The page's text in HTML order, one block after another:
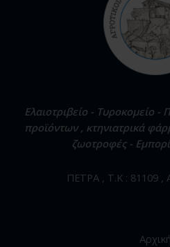
Ελαιοτριβείο - Τυροκομείο
προϊόντων , κτηνιατρικά
ζωοτροφές -
ΠΕΤΡΑ , Τ.Κ : 81109 ,
Αρχική